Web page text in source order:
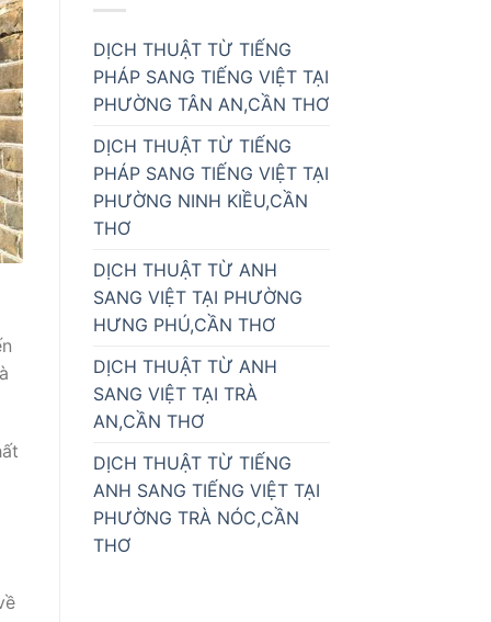
DỊCH THUẬT TỪ TIẾNG
PHÁP SANG TIẾNG VIỆT TẠI
PHƯỜNG TÂN AN,CẦN THƠ
DỊCH THUẬT TỪ TIẾNG
PHÁP SANG TIẾNG VIỆT TẠI
PHƯỜNG NINH KIỀU,CẦN
THƠ
DỊCH THUẬT TỪ ANH
SANG VIỆT TẠI PHƯỜNG
HƯNG PHÚ,CẦN THƠ
DỊCH THUẬT TỪ ANH
SANG VIỆT TẠI TRÀ
AN,CẦN THƠ
DỊCH THUẬT TỪ TIẾNG
ANH SANG TIẾNG VIỆT TẠI
PHƯỜNG TRÀ NÓC,CẦN
THƠ